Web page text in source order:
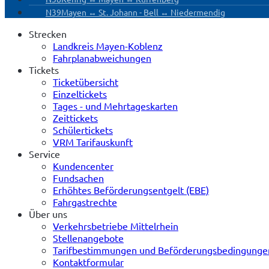
N39Mayen ↔ St. Johann - Bell ↔ Niedermendig
Strecken
Landkreis Mayen-Koblenz
Fahrplanabweichungen
Tickets
Ticketübersicht
Einzeltickets
Tages - und Mehrtageskarten
Zeittickets
Schülertickets
VRM Tarifauskunft
Service
Kundencenter
Fundsachen
Erhöhtes Beförderungsentgelt (EBE)
Fahrgastrechte
Über uns
Verkehrsbetriebe Mittelrhein
Stellenangebote
Tarifbestimmungen und
Kontaktformular